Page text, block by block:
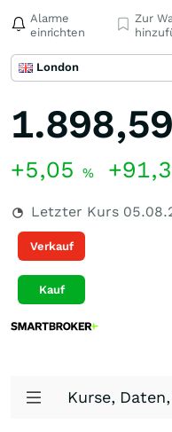
Alarme
einrichten
Zur
London
1.898,59
+5,05 %
Letzter Kurs
Verkauf
Kauf
Kurse,